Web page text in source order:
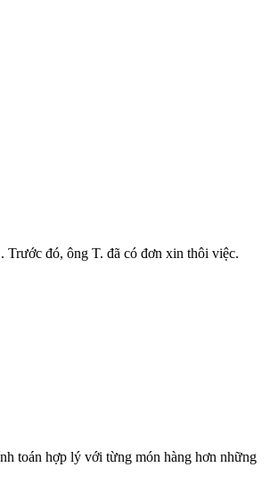
đó, ông T. đã có đơn xin thôi việc.
toán hợp lý với từng món hàng hơn những